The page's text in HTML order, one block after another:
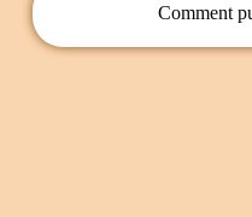
Comment